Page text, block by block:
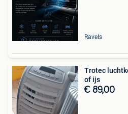
Ravels
Trotec
of ijs
€ 89,00